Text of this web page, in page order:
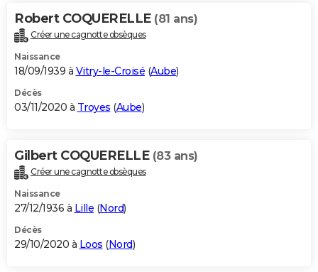
Robert COQUERELLE (81 ans)
Créer une cagnotte obsèques
Naissance
18/09/1939 à Vitry-le-Croisé (Aube)
Décès
03/11/2020 à Troyes (Aube)
Gilbert COQUERELLE (83 ans)
Créer une cagnotte obsèques
Naissance
27/12/1936 à Lille (Nord)
Décès
29/10/2020 à Loos (Nord)